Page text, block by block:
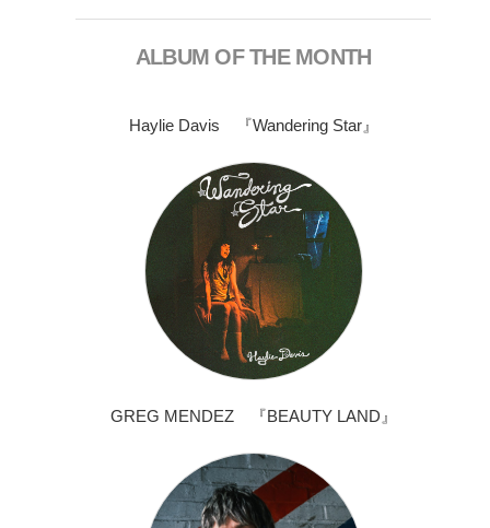
ALBUM OF THE MONTH
Haylie Davis 『Wandering Star』
GREG MENDEZ 『BEAUTY LAND』